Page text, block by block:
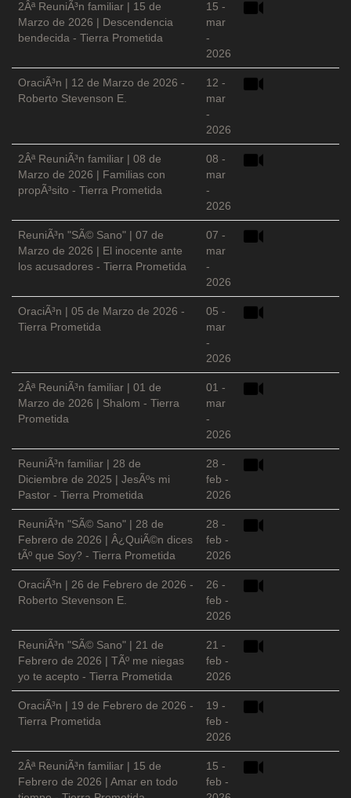
2Âª ReuniÃ³n familiar | 15 de
Marzo de 2026 | Descendencia
bendecida - Tierra Prometida
15 -
mar
-
2026
OraciÃ³n | 12 de Marzo de 2026 -
Roberto Stevenson E.
12 -
mar
-
2026
2Âª ReuniÃ³n familiar | 08 de
Marzo de 2026 | Familias con
propÃ³sito - Tierra Prometida
08 -
mar
-
2026
ReuniÃ³n "SÃ© Sano" | 07 de
Marzo de 2026 | El inocente ante
los acusadores - Tierra Prometida
07 -
mar
-
2026
OraciÃ³n | 05 de Marzo de 2026 -
Tierra Prometida
05 -
mar
-
2026
2Âª ReuniÃ³n familiar | 01 de
Marzo de 2026 | Shalom - Tierra
Prometida
01 -
mar
-
2026
ReuniÃ³n familiar | 28 de
Diciembre de 2025 | JesÃºs mi
Pastor - Tierra Prometida
28 -
feb -
2026
ReuniÃ³n "SÃ© Sano" | 28 de
Febrero de 2026 | Â¿QuiÃ©n dices
tÃº que Soy? - Tierra Prometida
28 -
feb -
2026
OraciÃ³n | 26 de Febrero de 2026 -
Roberto Stevenson E.
26 -
feb -
2026
ReuniÃ³n "SÃ© Sano" | 21 de
Febrero de 2026 | TÃº me niegas
yo te acepto - Tierra Prometida
21 -
feb -
2026
OraciÃ³n | 19 de Febrero de 2026 -
Tierra Prometida
19 -
feb -
2026
2Âª ReuniÃ³n familiar | 15 de
Febrero de 2026 | Amar en todo
15 -
feb -